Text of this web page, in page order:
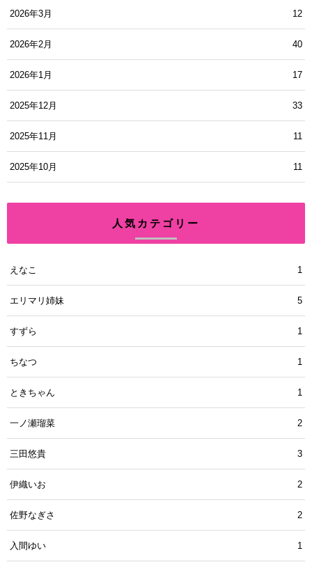
2026年3月 12
2026年2月 40
2026年1月 17
2025年12月 33
2025年11月 11
2025年10月 11
人気カテゴリー
えなこ 1
エリマリ姉妹 5
すずら 1
ちなつ 1
ときちゃん 1
一ノ瀬瑠菜 2
三田悠貴 3
伊織いお 2
佐野なぎさ 2
入間ゆい 1